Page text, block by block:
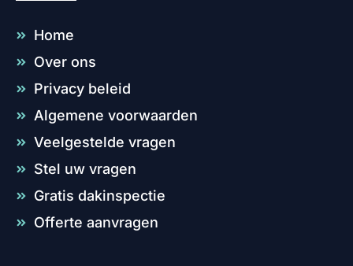
Home
Over ons
Privacy beleid
Algemene voorwaarden
Veelgestelde vragen
Stel uw vragen
Gratis dakinspectie
Offerte aanvragen